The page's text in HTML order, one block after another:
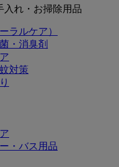
入れ・お掃除用品
ラルケア）
・消臭剤
対策
・バス用品